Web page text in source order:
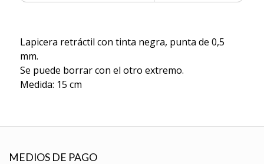
Lapicera retráctil con tinta negra, punta de 0,5
mm.
Se puede borrar con el otro extremo.
Medida: 15 cm
MEDIOS DE PAGO